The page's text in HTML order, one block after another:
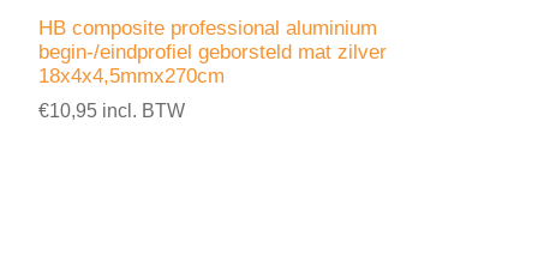
HB composite professional aluminium
begin-/eindprofiel geborsteld mat zilver
18x4x4,5mmx270cm
€10,95 incl. BTW